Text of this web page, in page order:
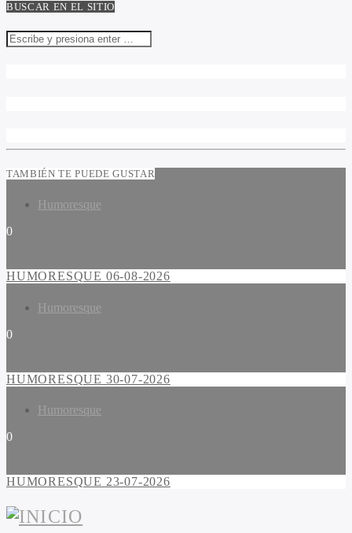
BUSCAR EN EL SITIO
TAMBIÉN TE PUEDE GUSTAR
Humoresque
0
HUMORESQUE 06-08-2026
Humoresque
0
HUMORESQUE 30-07-2026
Humoresque
0
HUMORESQUE 23-07-2026